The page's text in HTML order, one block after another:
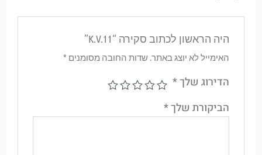
היה הראשון לכתוב סקירה “K.V.11”
האימייל לא יוצג באתר.שדות החובה מסומנים*
הדירוג שלך*
הביקורת שלך*